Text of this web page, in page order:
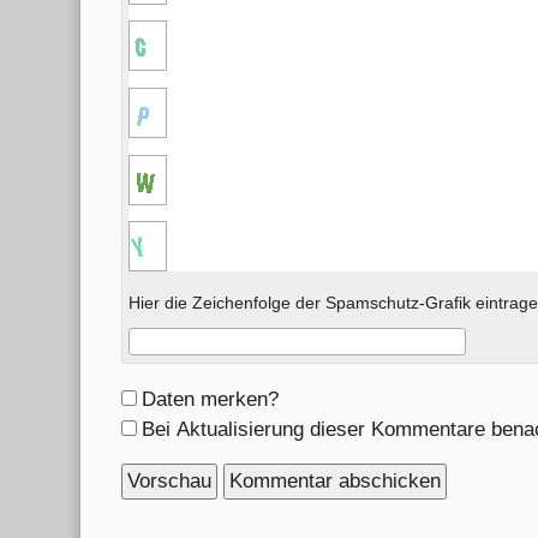
Hier die Zeichenfolge der Spamschutz-Grafik
Formular-
Optionen
Daten merken?
Bei Aktualisierung dieser Kommentare